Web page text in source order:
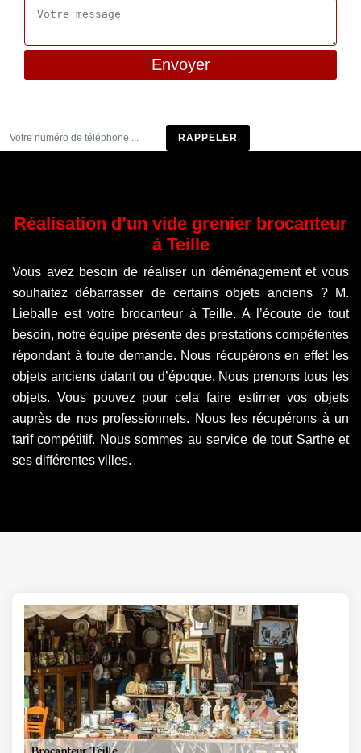
Réalisation d’un vide grenier brocanteur
à Teille
Vous avez besoin de réaliser un déménagement et vous
souhaitez débarrasser de certains objets anciens ? M.
Lieballe est votre brocanteur à Teille. A l’écoute de tout
besoin, notre équipe présente des prestations compétentes
répondant à toute demande. Nous récupérons en effet les
objets anciens datant ou d’époque. Nous prenons tous les
objets. Vous pouvez pour cela faire estimer vos objets
auprès de nos professionnels. Nous les récupérons à un
tarif compétitif. Nous sommes au service de tout Sarthe et
ses différentes villes.